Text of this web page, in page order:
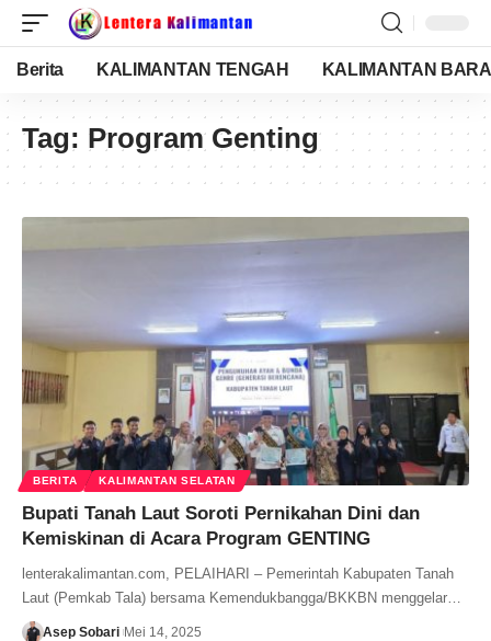
Berita KALIMANTAN TENGAH KALIMANTAN
Tag: Program Genting
BERITA KALIMANTAN SELATAN
Bupati Tanah Laut Soroti Pernikahan Dini dan
Kemiskinan di Acara Program GENTING
lenterakalimantan.com, PELAIHARI – Pemerintah Kabupaten Tanah
Laut (Pemkab Tala) bersama Kemendukbangga/BKKBN menggelar…
Asep Sobari Mei 14, 2025